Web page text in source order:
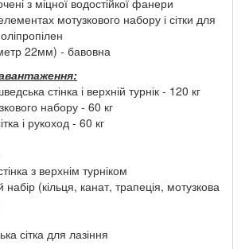
з міцної водостійкої фанери
мотузкового набору і сітки для
22мм) - бавовна
стінка і верхній турнік - 120 кг
набору - 60 кг
і рукоход - 60 кг
з верхнім турніком
набір (кільця, канат, трапеція, мотузкова
сітка для лазіння